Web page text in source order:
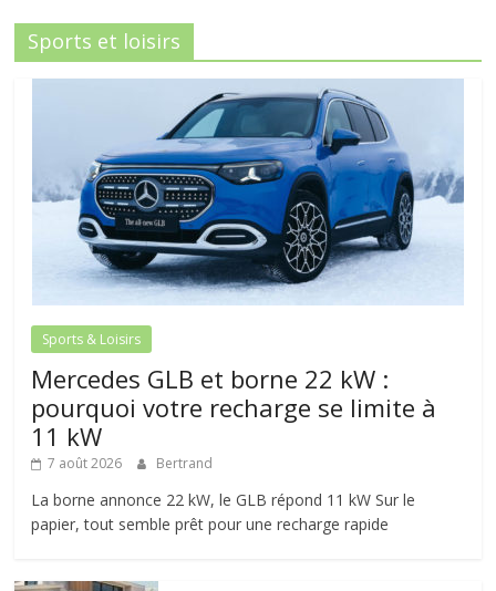
Sports et loisirs
Sports & Loisirs
Mercedes GLB et borne 22 kW :
pourquoi votre recharge se limite à
11 kW
7 août 2026 Bertrand
La borne annonce 22 kW, le GLB répond 11 kW Sur le
papier, tout semble prêt pour une recharge rapide